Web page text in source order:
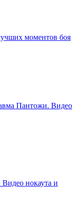
моментов боя
Пантожи. Видео
нокаута и